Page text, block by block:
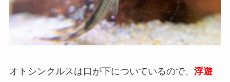
オトシンクルスは口が下についているので、 浮遊